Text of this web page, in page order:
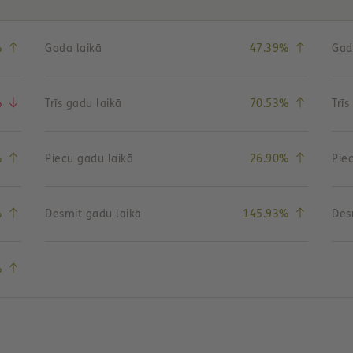
(vērtības pieagums)
Gada laikā 47.39% (vērtības
(vērtības samazināšanās)
Trīs gadu laikā 70.53% (vērtības
(vērtības pieagums)
Piecu gadu laikā 26.90% (vērtības
(vērtības pieagums)
Desmit gadu laikā 145.93% (vērtības
(vērtības pieagums)